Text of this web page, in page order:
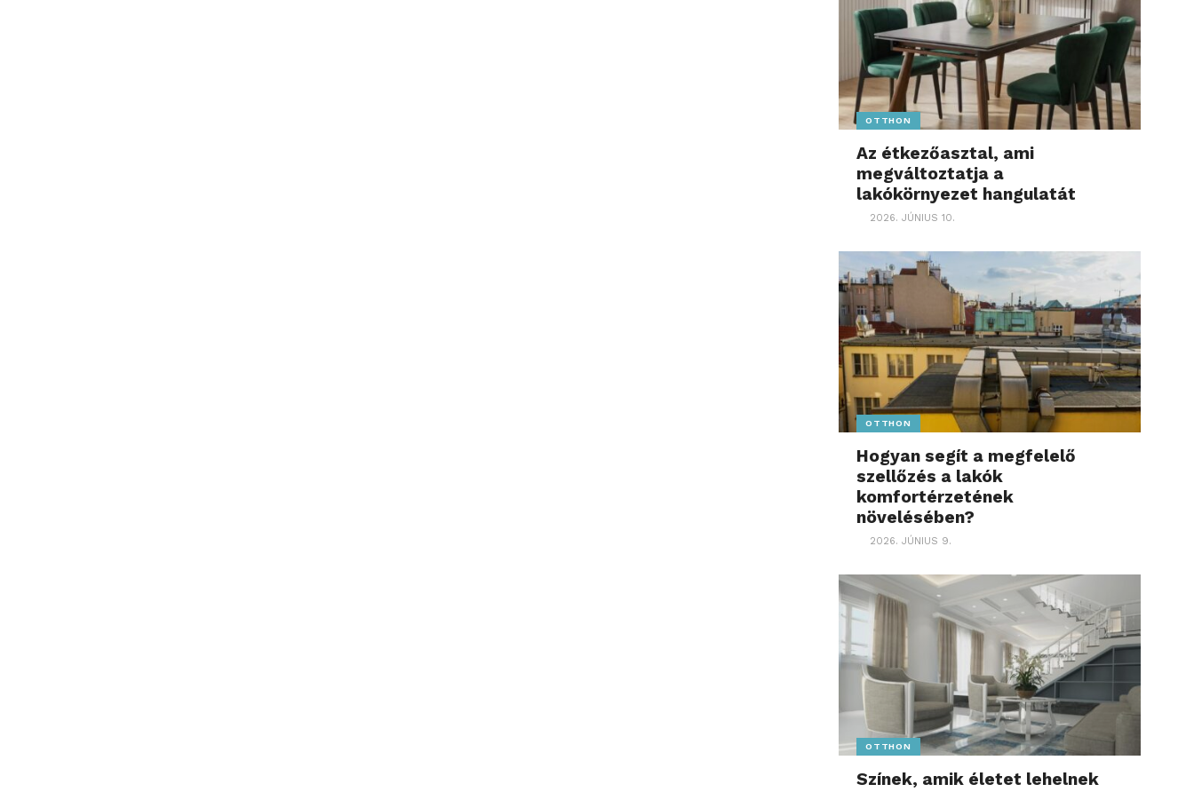
OTTHON
Az étkezőasztal, ami
megváltoztatja a
lakókörnyezet hangulatát
2026. JÚNIUS 10.
OTTHON
Hogyan segít a megfelelő
szellőzés a lakók
komfortérzetének
növelésében?
2026. JÚNIUS 9.
OTTHON
Színek, amik életet lehelnek